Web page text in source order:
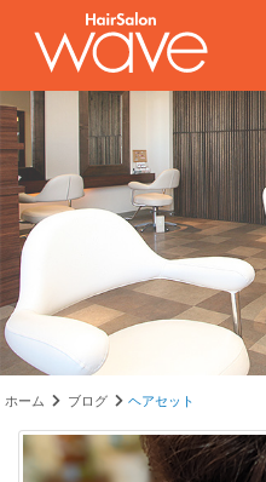
ホーム ブログ ヘアセット